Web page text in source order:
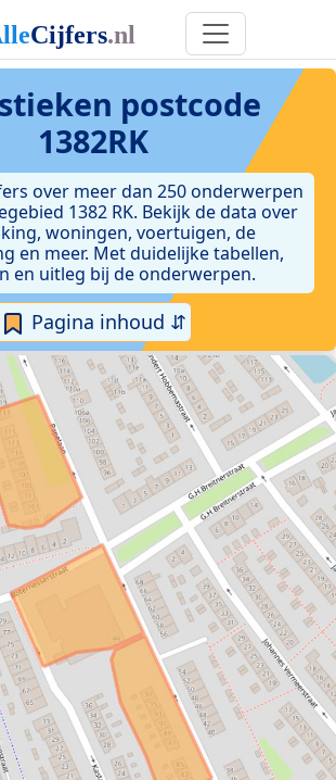
postcode
1382RK
over meer dan 250 onderwerpen
1382 RK. Bekijk de data over
woningen, voertuigen, de
en meer. Met duidelijke tabellen,
en uitleg bij de onderwerpen.
Pagina inhoud ⇵